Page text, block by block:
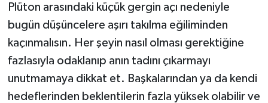
Plüton arasındaki küçük gergin açı nedeniyle
bugün düşüncelere aşırı takılma eğiliminden
kaçınmalısın. Her şeyin nasıl olması gerektiğine
fazlasıyla odaklanıp anın tadını çıkarmayı
unutmamaya dikkat et. Başkalarından ya da kendi
hedeflerinden beklentilerin fazla yüksek olabilir ve